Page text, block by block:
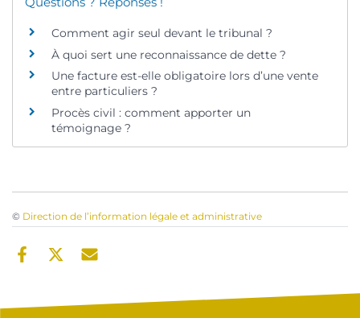
Comment agir seul devant le tribunal ?
À quoi sert une reconnaissance de dette ?
Une facture est-elle obligatoire lors d’une vente
entre particuliers ?
Procès civil : comment apporter un
témoignage ?
© Direction de l’information légale et administrative